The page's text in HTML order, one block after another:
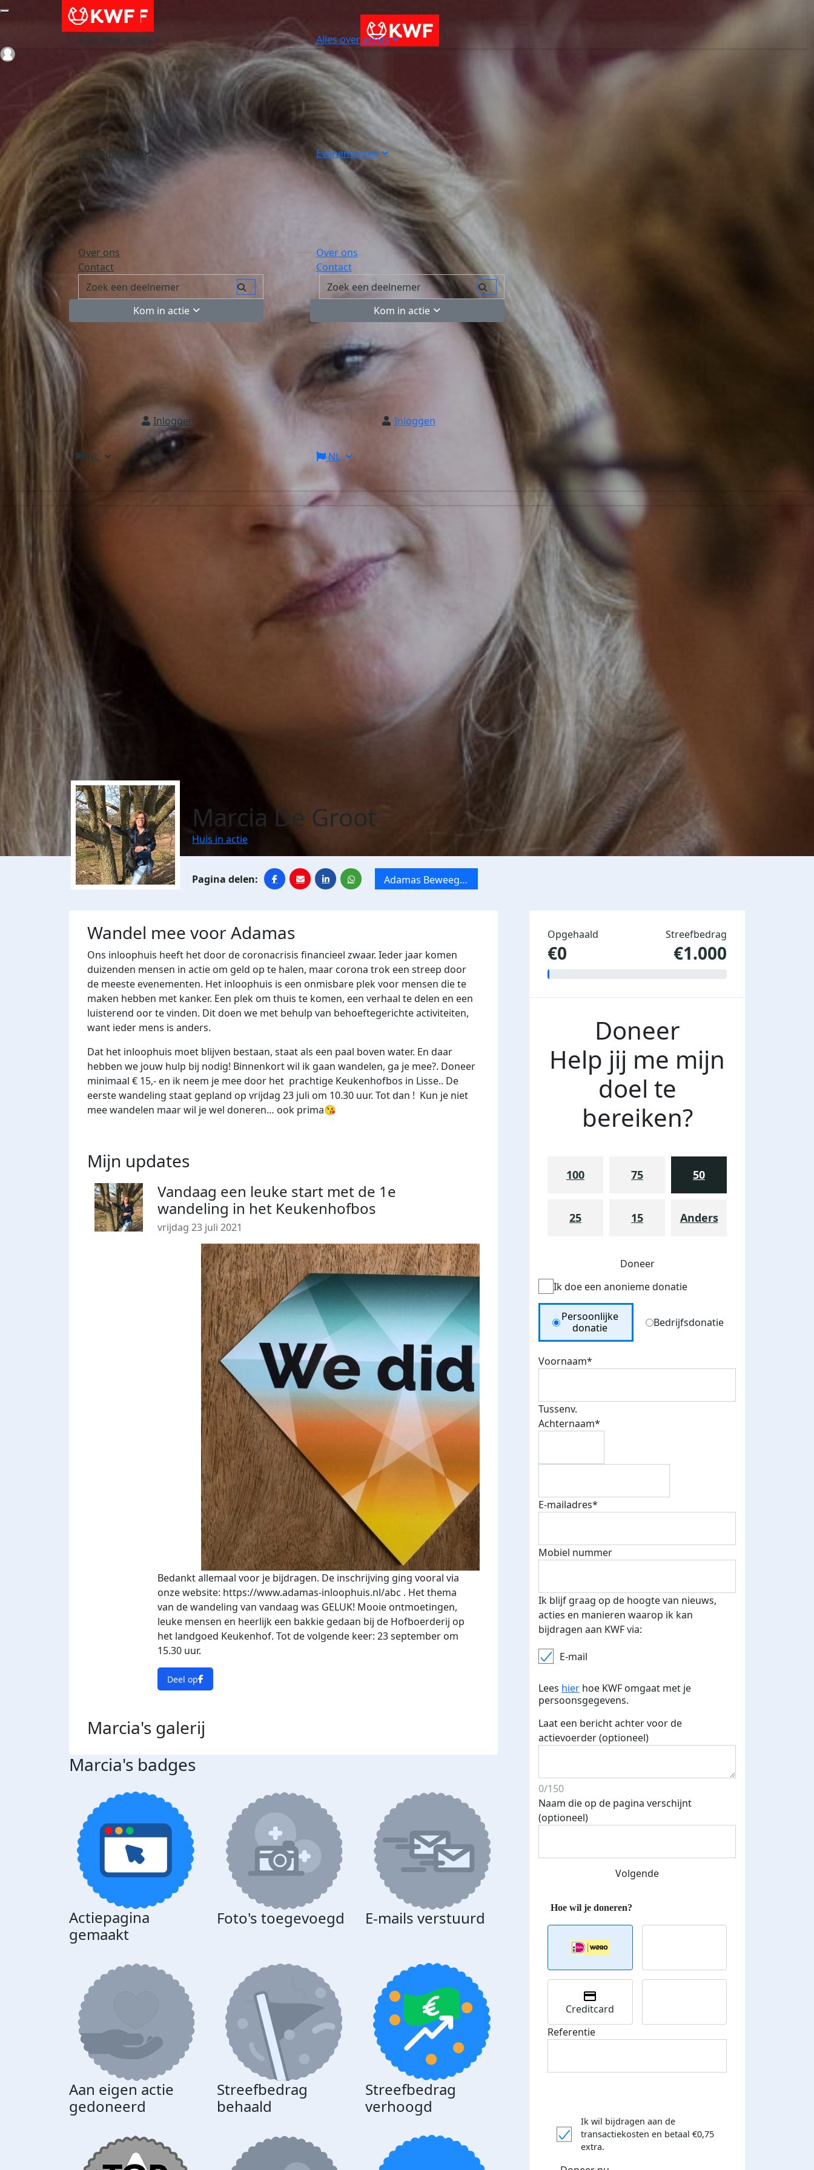
Alles over acties
Evenementen
Over ons
Contact
Kom in actie
Inloggen
NL
Alles over acties
Evenementen
Over ons
Contact
Kom in actie
Inloggen
NL
Marcia De Groot
Huis in actie
Adamas Beweeg
Challenge
Wandel mee voor Adamas
Ons inloophuis heeft het door de coronacrisis financieel zwaar. Ieder jaar komen
duizenden mensen in actie om geld op te halen, maar corona trok een streep door
de meeste evenementen. Het inloophuis is een onmisbare plek voor mensen die te
maken hebben met kanker. Een plek om thuis te komen, een verhaal te delen en een
luisterend oor te vinden. Dit doen we met behulp van behoeftegerichte activiteiten,
want ieder mens is anders.
Dat het inloophuis moet blijven bestaan, staat als een paal boven water. En daar
hebben we jouw hulp bij nodig! Binnenkort wil ik gaan wandelen, ga je mee?. Doneer
minimaal € 15,- en ik neem je mee door het prachtige Keukenhofbos in Lisse.. De
eerste wandeling staat gepland op vrijdag 23 juli om 10.30 uur. Tot dan ! Kun je niet
mee wandelen maar wil je wel doneren… ook prima😘
Mijn updates
Vandaag een leuke start met de 1e
wandeling in het Keukenhofbos
vrijdag 23 juli 2021
Bedankt allemaal voor je bijdragen. De inschrijving ging vooral via
onze website: https://www.adamas-inloophuis.nl/abc . Het thema
van de wandeling van vandaag was GELUK! Mooie ontmoetingen,
leuke mensen en heerlijk een bakkie gedaan bij de Hofboerderij op
het landgoed Keukenhof. Tot de volgende keer: 23 september om
15.30 uur.
Deel op
Marcia's galerij
Marcia's badges
Actiepagina
gemaakt
Foto's toegevoegd E-mails verstuurd
Aan eigen actie
gedoneerd
Streefbedrag
behaald
Streefbedrag
verhoogd
Opgehaald
€0
Streefbedrag
€1.000
Doneer
Help jij me mijn
doel te
bereiken?
100 75 50
25 15 Anders
Doneer
Ik doe een anonieme donatie
Donation Type
Persoonlijke
donatie
Bedrijfsdonatie
Voornaam*
Tussenv.
Achternaam*
E-mailadres*
Mobiel nummer
Ik blijf graag op de hoogte van nieuws,
acties en manieren waarop ik kan
bijdragen aan KWF via:
E-mail
Lees hier hoe KWF omgaat met je
persoonsgegevens.
Laat een bericht achter voor de
actievoerder (optioneel)
0/150
Naam die op de pagina verschijnt
(optioneel)
Volgende
Creditcard
Referentie
Ik wil bijdragen aan de
transactiekosten en betaal €0,75
extra.